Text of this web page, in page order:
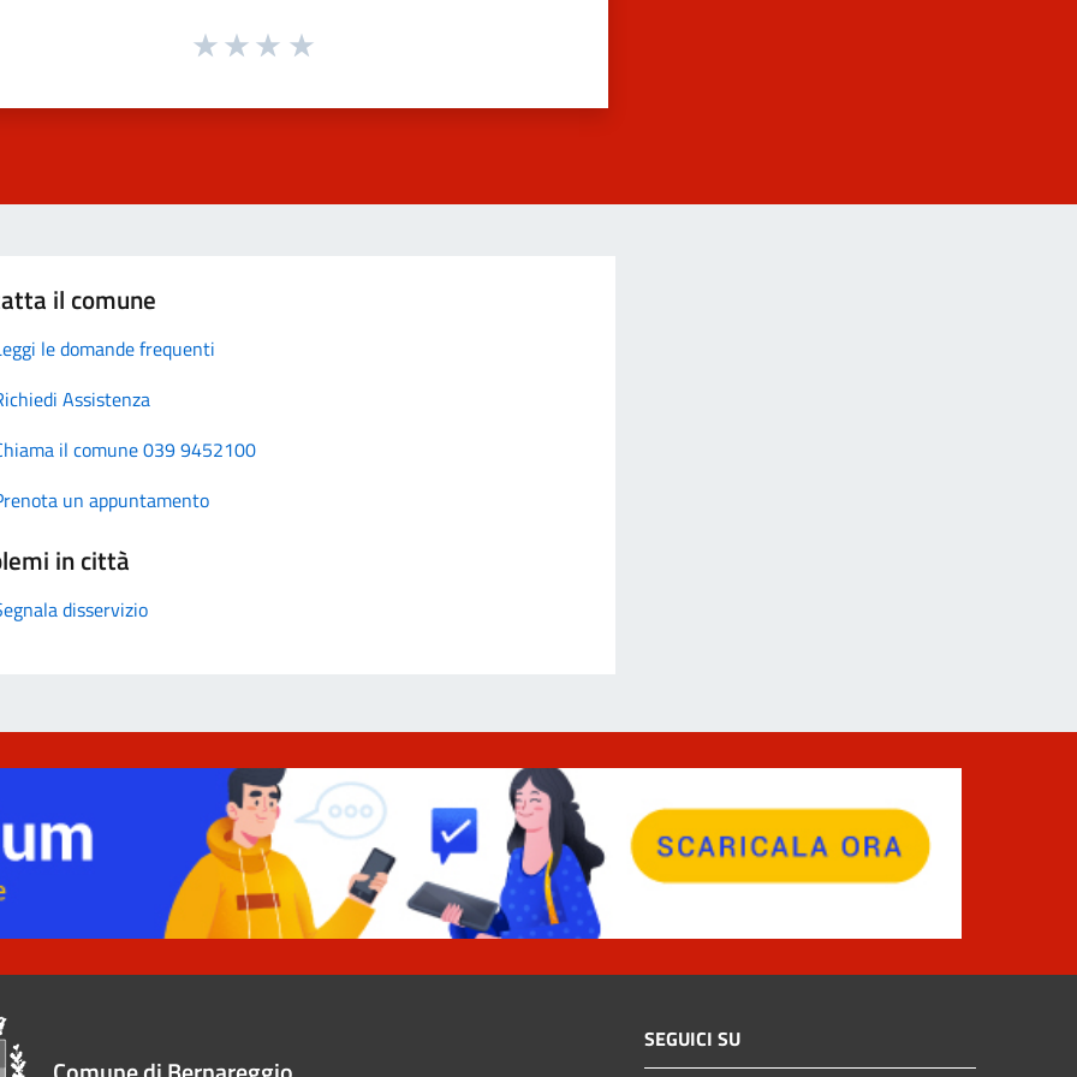
il comune
le domande frequenti
Assistenza
il comune 039 9452100
un appuntamento
in città
disservizio
SEGUICI SU